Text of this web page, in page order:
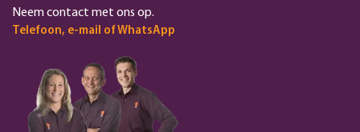
Neem contact met ons op.
Telefoon, e-mail of WhatsApp